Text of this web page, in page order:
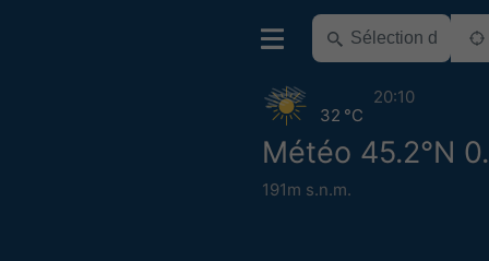
Météo 45.2°N
191m s.n.m.
32 °C
20:10